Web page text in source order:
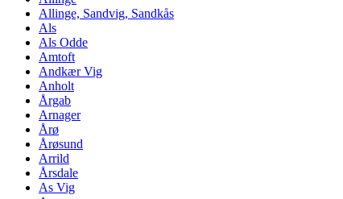
Allinge, Sandvig, Sandkås
Als
Als Odde
Amtoft
Andkær Vig
Anholt
Årgab
Arnager
Årø
Årøsund
Arrild
Årsdale
As Vig